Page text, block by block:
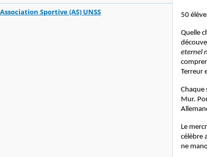
Association Sportive (AS) UNSS
50
Quelle
eternel
Terreur
Chaque
Mur.
Le
célèbre
ne